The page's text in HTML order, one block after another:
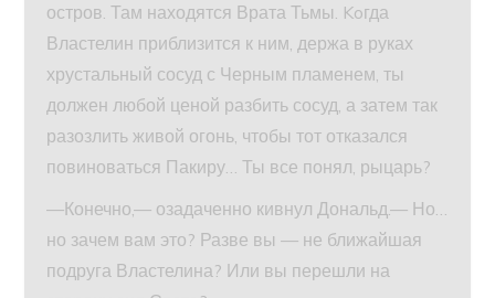
остров. Там находятся Врата Тьмы. Koгда
Властелин приблизится к ним, держа в руках
хрустальный сосуд с Черным пламенем, ты
должен любой ценой разбить сосуд, а затем так
разозлить живой огонь, чтобы тот отказался
повиноваться Пакиру… Ты все понял, рыцарь?
—Конечно,— озадаченно кивнул Дональд.— Но…
но зачем вам это? Разве вы — не ближайшая
подруга Властелина? Или вы перешли на